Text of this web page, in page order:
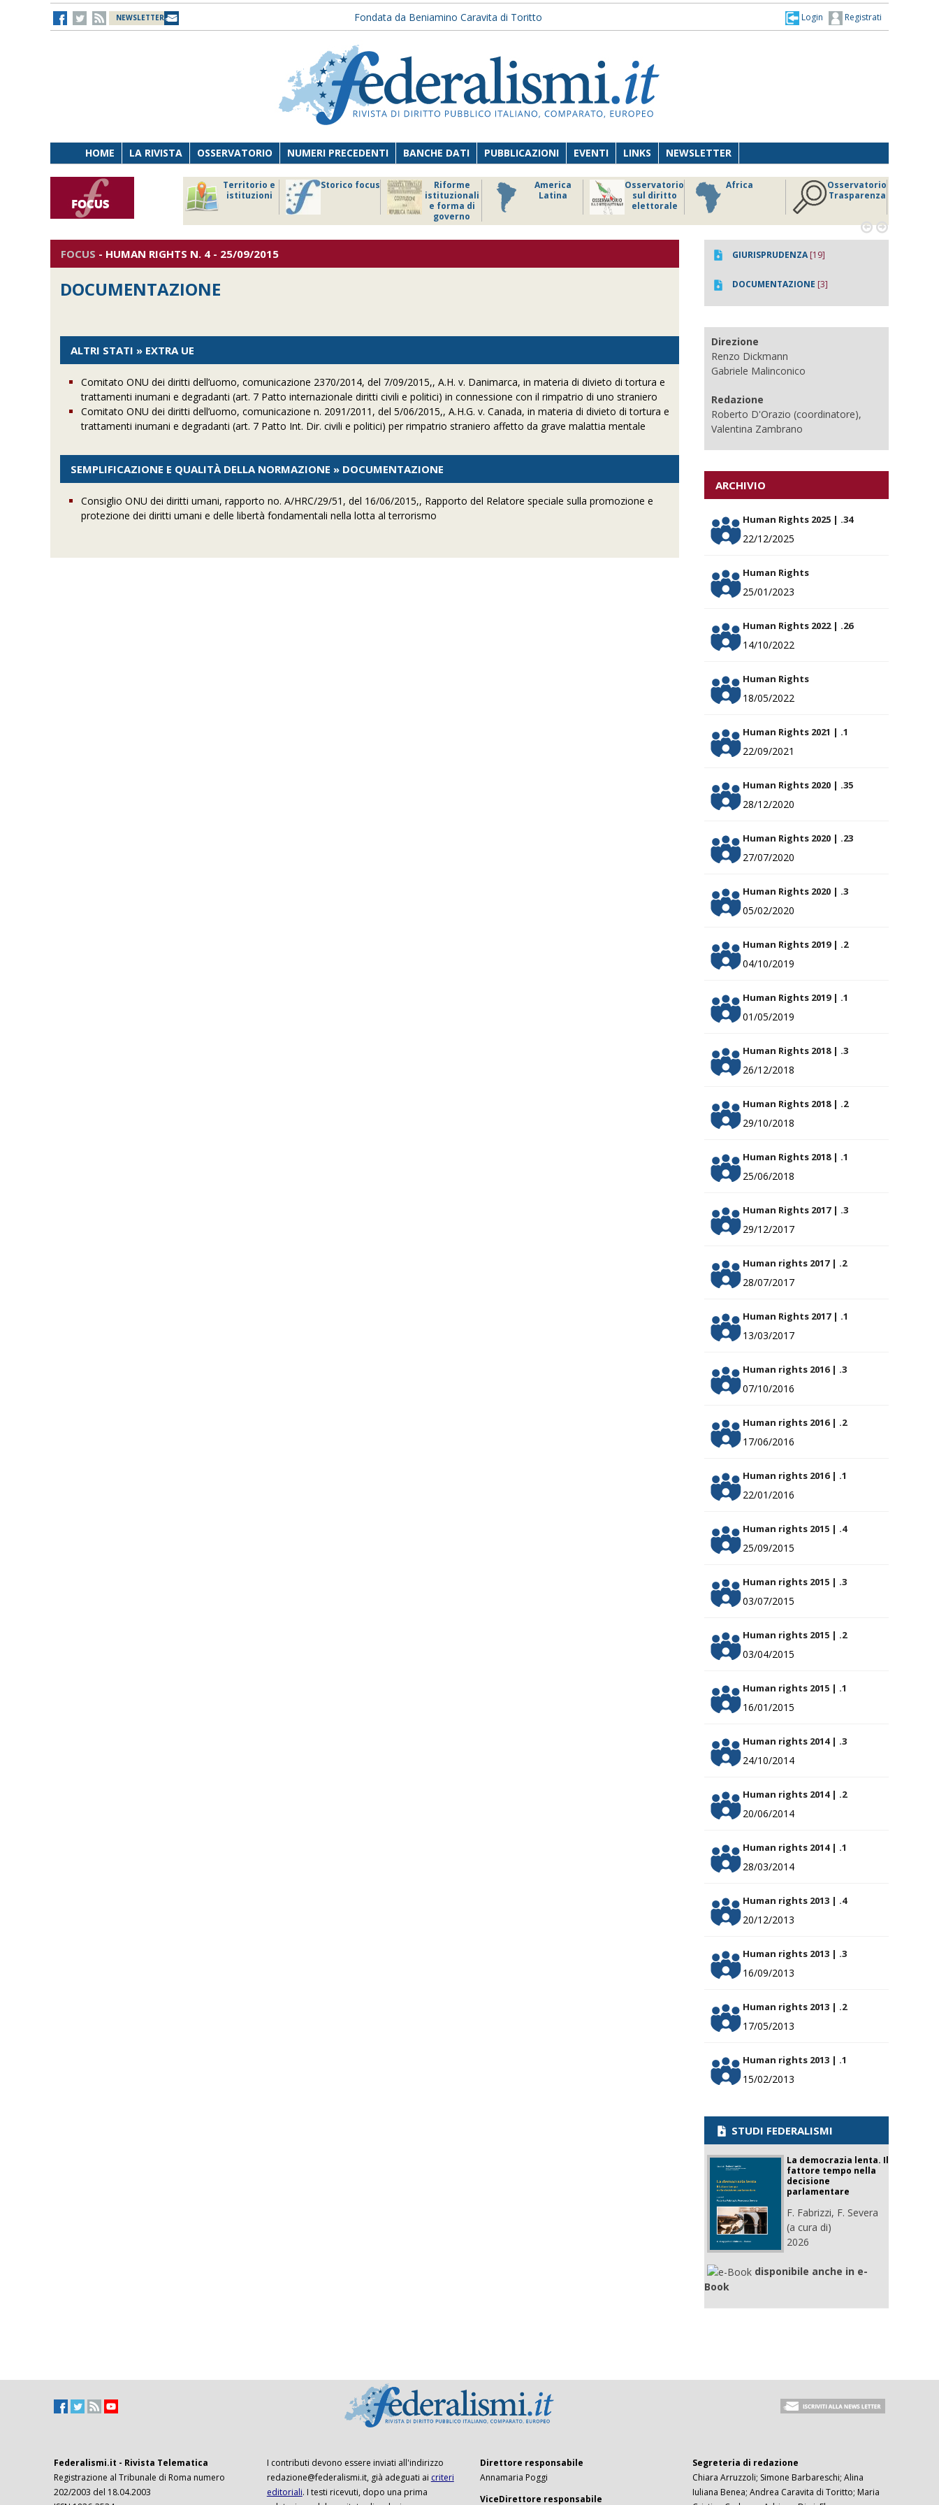
NEWSLETTER Fondata da Beniamino Caravita di Toritto Registrati
Login
HOME LA RIVISTA OSSERVATORIO NUMERI PRECEDENTI BANCHE DATI PUBBLICAZIONI EVENTI LINKS NEWSLETTER
Territorio e
istituzioni
Storico focus
Riforme
istituzionali
e forma di
governo
America
Latina
Osservatorio
sul diritto
elettorale
Africa
Osservatorio
Trasparenza
 
FOCUS - HUMAN RIGHTS N. 4 - 25/09/2015
DOCUMENTAZIONE
ALTRI STATI » EXTRA UE
Comitato ONU dei diritti dell’uomo, comunicazione 2370/2014, del 7/09/2015,, A.H. v. Danimarca, in materia di divieto di tortura e
trattamenti inumani e degradanti (art. 7 Patto internazionale diritti civili e politici) in connessione con il rimpatrio di uno straniero
Comitato ONU dei diritti dell’uomo, comunicazione n. 2091/2011, del 5/06/2015,, A.H.G. v. Canada, in materia di divieto di tortura e
trattamenti inumani e degradanti (art. 7 Patto Int. Dir. civili e politici) per rimpatrio straniero affetto da grave malattia mentale
SEMPLIFICAZIONE E QUALITÀ DELLA NORMAZIONE » DOCUMENTAZIONE
Consiglio ONU dei diritti umani, rapporto no. A/HRC/29/51, del 16/06/2015,, Rapporto del Relatore speciale sulla promozione e
protezione dei diritti umani e delle libertà fondamentali nella lotta al terrorismo
GIURISPRUDENZA[19]
DOCUMENTAZIONE [3]
Direzione
Renzo Dickmann
Gabriele Malinconico
Redazione
Roberto D'Orazio (coordinatore),
Valentina Zambrano
ARCHIVIO
Human Rights 2025 | .34
22/12/2025
Human Rights
25/01/2023
Human Rights 2022 | .26
14/10/2022
Human Rights
18/05/2022
Human Rights 2021 | .1
22/09/2021
Human Rights 2020 | .35
28/12/2020
Human Rights 2020 | .23
27/07/2020
Human Rights 2020 | .3
05/02/2020
Human Rights 2019 | .2
04/10/2019
Human Rights 2019 | .1
01/05/2019
Human Rights 2018 | .3
26/12/2018
Human Rights 2018 | .2
29/10/2018
Human Rights 2018 | .1
25/06/2018
Human Rights 2017 | .3
29/12/2017
Human rights 2017 | .2
28/07/2017
Human Rights 2017 | .1
13/03/2017
Human rights 2016 | .3
07/10/2016
Human rights 2016 | .2
17/06/2016
Human rights 2016 | .1
22/01/2016
Human rights 2015 | .4
25/09/2015
Human rights 2015 | .3
03/07/2015
Human rights 2015 | .2
03/04/2015
Human rights 2015 | .1
16/01/2015
Human rights 2014 | .3
24/10/2014
Human rights 2014 | .2
20/06/2014
Human rights 2014 | .1
28/03/2014
Human rights 2013 | .4
20/12/2013
Human rights 2013 | .3
16/09/2013
Human rights 2013 | .2
17/05/2013
Human rights 2013 | .1
15/02/2013
STUDI FEDERALISMI
La democrazia lenta. Il
fattore tempo nella
decisione
parlamentare
F. Fabrizzi, F. Severa
(a cura di)
2026
disponibile anche in e-
Book
Federalismi.it - Rivista Telematica
Registrazione al Tribunale di Roma numero
202/2003 del 18.04.2003
I contributi devono essere inviati all'indirizzo
redazione@federalismi.it, già adeguati ai criteri
editoriali. I testi ricevuti, dopo una prima
Direttore responsabile
Annamaria Poggi
ViceDirettore responsabile
Segreteria di redazione
Chiara Arruzzoli; Simone Barbareschi; Alina
Iuliana Benea; Andrea Caravita di Toritto; Maria